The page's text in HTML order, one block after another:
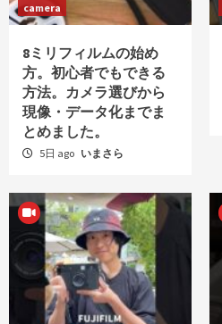
camera
8ミリフィルムの始め
方。初心者でもできる
方法。カメラ選びから
現像・データ化までま
とめました。
5日 ago いまさら